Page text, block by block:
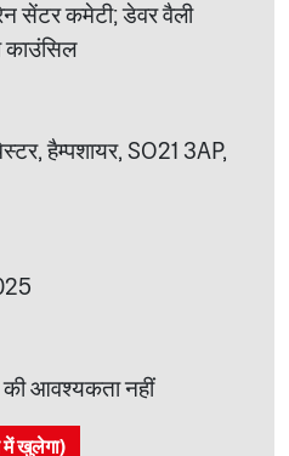
सेंटर कमेटी; डेवर वैली
काउंसिल
हैम्पशायर, SO21 3AP,
आवश्यकता नहीं
में खुलेगा)